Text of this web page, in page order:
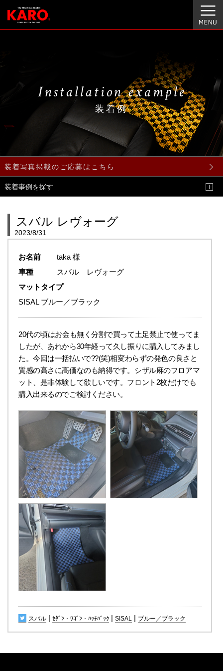
Installation example
装着例
装着写真掲載のご応募はこちら
装着事例を探す
スバル レヴォーグ
2023/8/31
お名前
taka 様
車種
スバル レヴォーグ
マットタイプ
SISAL ブルー／ブラック
20代の頃はお金も無く分割で買って土足禁止で使ってま
したが、あれから30年経って久し振りに購入してみまし
た。今回は一括払いで??(笑)相変わらずの発色の良さと
質感の高さに高価なのも納得です。シザル麻のフロアマ
ット、是非体験して欲しいです。フロント2枚だけでも
購入出来るのでご検討ください。
スバル | ｾﾀﾞﾝ・ﾜｺﾞﾝ・ﾊｯﾁﾊﾞｯｸ | SISAL | ブルー／ブラック